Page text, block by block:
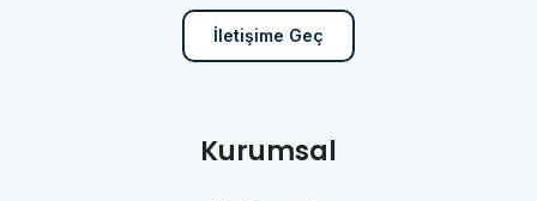
İletişime Geç
Kurumsal